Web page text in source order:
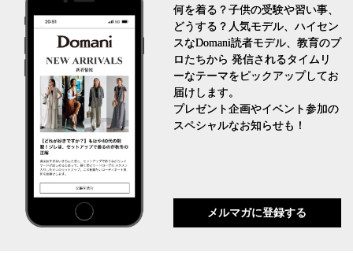
何を着る？子供の受験や習い事、
どうする？人気モデル、ハイセン
スなDomani読者モデル、教育のプ
ロたちから 発信されるタイムリ
ーなテーマをピックアップしてお
届けします。
プレゼント企画やイベント参加の
スペシャルなお知らせも！
メルマガに登録する